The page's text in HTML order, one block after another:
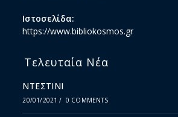
Ιστοσελίδα:
https://www.bibliokosmos.gr
Τελευταία Νέα
ΝΤΕΣΤΙΝΙ
20/01/2021 / 0 COMMENTS